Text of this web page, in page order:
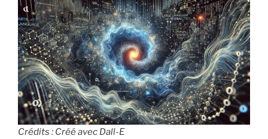
Crédits : Créé avec Dall-E